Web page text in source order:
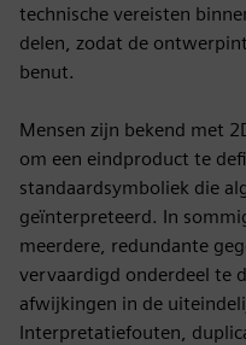
technische vereisten
delen, zodat de
benut.
Mensen zijn bekend met
om een eindproduct te
standaardsymboliek die
geïnterpreteerd. In
meerdere, redundante
vervaardigd onderdeel te
afwijkingen in de
Interpretatiefouten,